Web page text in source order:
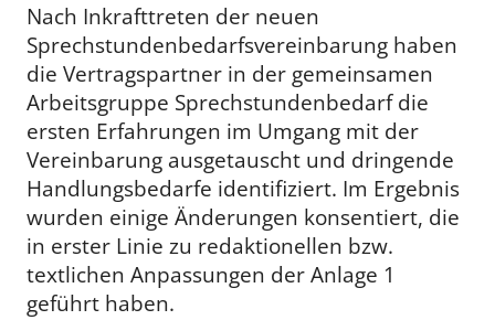
Nach Inkrafttreten der neuen
Sprechstundenbedarfsvereinbarung haben
die Vertragspartner in der gemeinsamen
Arbeitsgruppe Sprechstundenbedarf die
ersten Erfahrungen im Umgang mit der
Vereinbarung ausgetauscht und dringende
Handlungsbedarfe identifiziert. Im Ergebnis
wurden einige Änderungen konsentiert, die
in erster Linie zu redaktionellen bzw.
textlichen Anpassungen der Anlage 1
geführt haben.